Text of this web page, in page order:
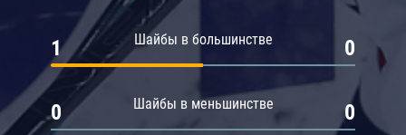
Шайбы в большинстве
1 0
Шайбы в меньшинстве
0 0